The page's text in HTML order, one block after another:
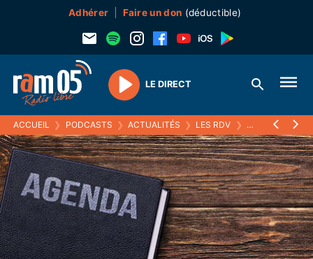
Adhérer Faire un don (déductible)
Play
LE DIRECT
ACCUEIL ❯ PODCASTS ❯ ACTUALITÉS ❯ LES RDV ❯ 01 MARS 2024